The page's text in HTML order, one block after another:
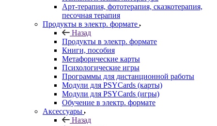
Арт-терапия, фототерапия, сказкотерапия,
песочная терапия
Продукты в электр. формате
Назад
Продукты в электр. формате
Книги, пособия
Метафорические карты
Психологические игры
Программы для дистанционной работы
Модули для PSYCards (карты)
Модули для PSYCards (игры)
Обучение в электр. формате
Аксессуары
Назад